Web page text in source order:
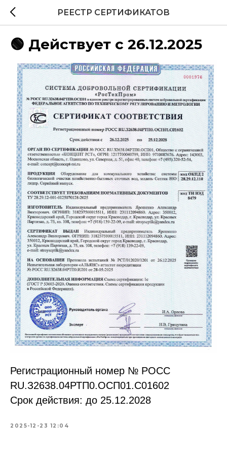
РЕЕСТР СЕРТИФИКАТОВ
🟢 Действует с 26.12.2025
Регистрационный номер № РОСС
RU.З2638.04РТП0.OCП01.С01602
Срок действия: до 25.12.2028
2025-12-23 12:04